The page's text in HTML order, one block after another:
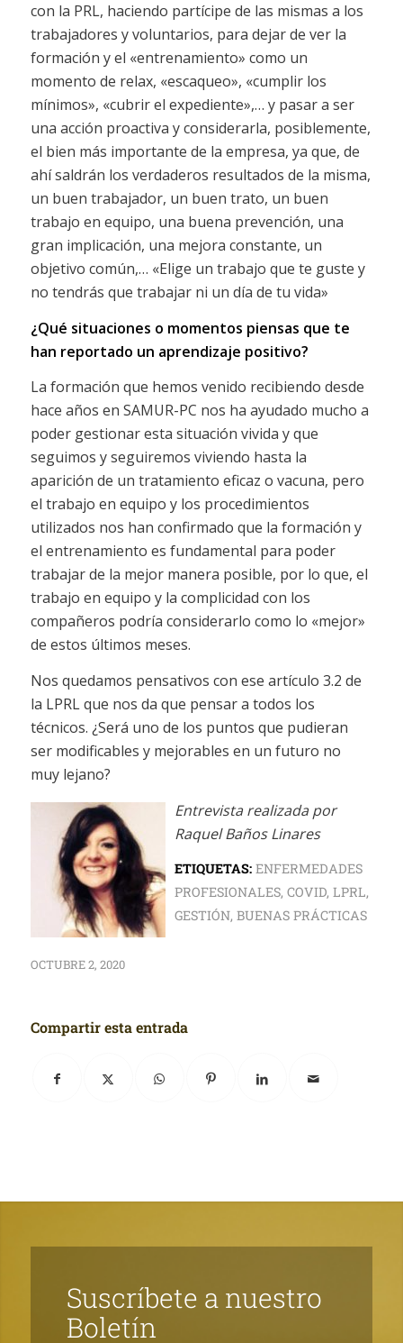
con la PRL, haciendo partícipe de las mismas a los
trabajadores y voluntarios, para dejar de ver la
formación y el «entrenamiento» como un
momento de relax, «escaqueo», «cumplir los
mínimos», «cubrir el expediente»,… y pasar a ser
una acción proactiva y considerarla, posiblemente,
el bien más importante de la empresa, ya que, de
ahí saldrán los verdaderos resultados de la misma,
un buen trabajador, un buen trato, un buen
trabajo en equipo, una buena prevención, una
gran implicación, una mejora constante, un
objetivo común,… «Elige un trabajo que te guste y
no tendrás que trabajar ni un día de tu vida»
¿Qué situaciones o momentos piensas que te
han reportado un aprendizaje positivo?
La formación que hemos venido recibiendo desde
hace años en SAMUR-PC nos ha ayudado mucho a
poder gestionar esta situación vivida y que
seguimos y seguiremos viviendo hasta la
aparición de un tratamiento eficaz o vacuna, pero
el trabajo en equipo y los procedimientos
utilizados nos han confirmado que la formación y
el entrenamiento es fundamental para poder
trabajar de la mejor manera posible, por lo que, el
trabajo en equipo y la complicidad con los
compañeros podría considerarlo como lo «mejor»
de estos últimos meses.
Nos quedamos pensativos con ese artículo 3.2 de
la LPRL que nos da que pensar a todos los
técnicos. ¿Será uno de los puntos que pudieran
ser modificables y mejorables en un futuro no
muy lejano?
Entrevista realizada por
Raquel Baños Linares
OCTUBRE 2, 2020
ETIQUETAS: ENFERMEDADES
PROFESIONALES, COVID, LPRL,
GESTIÓN, BUENAS PRÁCTICAS
Compartir esta entrada
Suscríbete a nuestro
Boletín